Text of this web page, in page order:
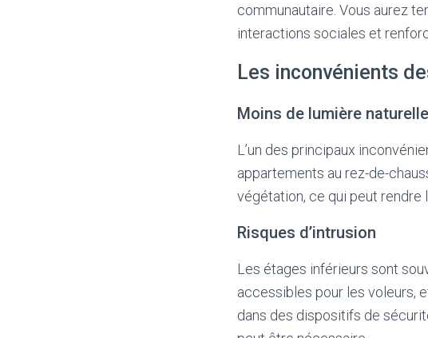
communautaire. Vous aurez
interactions sociales et
Les inconvénients
Moins de lumière naturelle
L’un des principaux
appartements au rez-de-
végétation, ce qui peut rendre
Risques d’intrusion
Les étages inférieurs sont
accessibles pour les voleurs,
dans des dispositifs de